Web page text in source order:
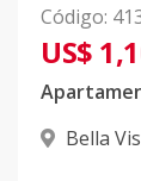
Código:
US$
Bella